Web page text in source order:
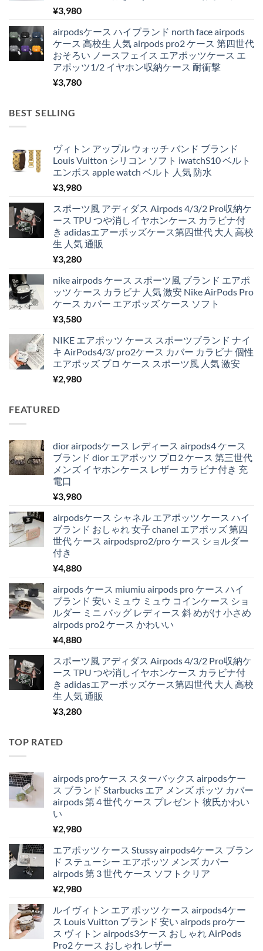
¥3,980
airpodsケース ハイブランド north face airpods
ケース 高校生 人気 airpods pro2 ケース 第四世代
おそろい ノースフェイス エアポッツケース エ
アポッツ1/2 イヤホン収納ケース 耐衝撃
¥3,780
BEST SELLING
ヴィトン アップル ウォッチ バンド ブランド
Louis Vuitton シリコン ソフト iwatchS10 ベルト
エンボス apple watch ベルト 人気 防水
¥3,980
スポーツ風 アディダス Airpods 4/3/2 Pro収納ケ
ース TPU つや消しイヤホンケース カラビナ付
き adidasエアーポッズケース第四世代 大人 高校
生 人気 通販
¥3,280
nike airpods ケース スポーツ風 ブランド エアポ
ッツ ケース カラビナ 人気 激安 Nike AirPods Pro
ケース カバー エアポッズ ケース ソフト
¥3,580
NIKE エアポッツ ケース スポーツブランド ナイ
キ AirPods4/3/ pro2ケース カバー カラビナ 個性
エアポッズ プロ ケース スポーツ風 人気 激安
¥2,980
FEATURED
dior airpodsケース レディース airpods4 ケース
ブランド dior エアポッツ プロ2 ケース 第三世代
メンズ イヤホンケース レザー カラビナ付き 充
電口
¥3,980
airpodsケース シャネル エアポッツ ケース ハイ
ブランド おしゃれ 女子 chanel エアポッズ 第四
世代 ケース airpodspro2/pro ケース ショルダー
付き
¥4,880
airpods ケース miumiu airpods pro ケース ハイ
ブランド 安い ミュウ ミュウ コインケース ショ
ルダー ミニ バッグ レディース 斜 めがけ 小さめ
airpods pro2 ケース かわいい
¥4,880
スポーツ風 アディダス Airpods 4/3/2 Pro収納ケ
ース TPU つや消しイヤホンケース カラビナ付
き adidasエアーポッズケース第四世代 大人 高校
生 人気 通販
¥3,280
TOP RATED
airpods proケース スターバックス airpodsケー
ス ブランド Starbucks エア メンズ ポッツ カバー
airpods 第 4 世代 ケース プレゼント 彼氏かわい
い
¥2,980
エアポッツ ケース Stussy airpods4ケース ブラン
ド ステューシー エアポッツ メンズ カバー
airpods 第 3 世代 ケース ソフトクリア
¥2,980
ルイヴィトン エア ポッツ ケース airpods4ケー
ス Louis Vuitton ブランド 安い airpods proケー
ス ヴィトン airpods3ケース おしゃれ AirPods
Pro2 ケース おしゃれ レザー